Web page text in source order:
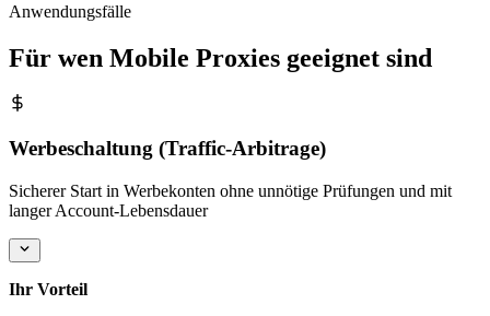
Anwendungsfälle
Für wen Mobile Proxies geeignet sind
Werbeschaltung (Traffic-Arbitrage)
Sicherer Start in Werbekonten ohne unnötige Prüfungen und mit
langer Account-Lebensdauer
Ihr Vorteil